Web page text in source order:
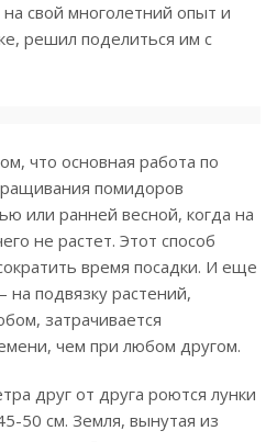
свой многолетний опыт и
решил поделиться им с
что основная работа по
помидоров
или ранней весной, когда на
не растет. Этот способ
время посадки. И еще
подвязку растений,
затрачивается
чем при любом другом.
друг от друга роются лунки
50 см. Земля, вынутая из